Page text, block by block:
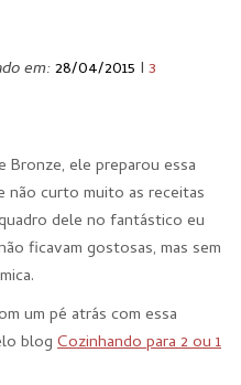
em:28/04/2015 I 3
ele preparou essa
não curto muito as receitas
dele no fantástico eu
ficavam gostosas, mas sem
um pé atrás com essa
blog Cozinhando para 2 ou 1